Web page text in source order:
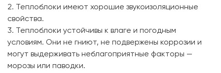
2. Теплоблоки имеют хорошие звукоизоляционные
свойства.
3. Теплоблоки устойчивы к влаге и погодным
условиям. Они не гниют, не подвержены коррозии и
могут выдерживать неблагоприятные факторы —
морозы или паводки.